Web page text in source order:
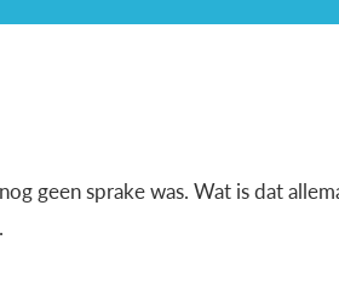
geen sprake was. Wat is dat